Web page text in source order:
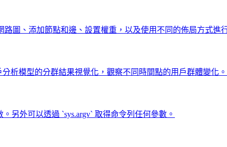
圖、添加節點和邊、設置權重，以及使用不同的佈局方式進
析模型的分群結果視覺化，觀察不同時間點的用戶群體變化
另外可以透過 `sys.argv` 取得命令列任何參數。